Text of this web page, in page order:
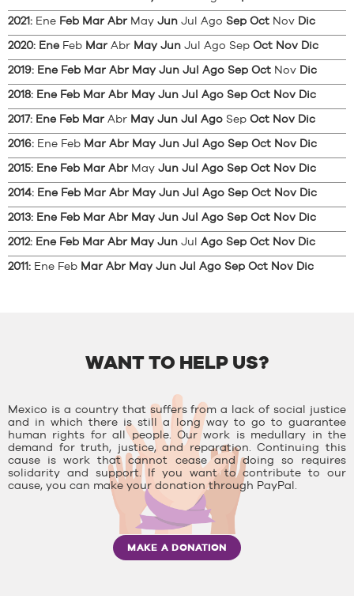
2021: Ene Feb Mar Abr May Jun Jul Ago Sep Oct Nov Dic
2020: Ene Feb Mar Abr May Jun Jul Ago Sep Oct Nov Dic
2019: Ene Feb Mar Abr May Jun Jul Ago Sep Oct Nov Dic
2018: Ene Feb Mar Abr May Jun Jul Ago Sep Oct Nov Dic
2017: Ene Feb Mar Abr May Jun Jul Ago Sep Oct Nov Dic
2016: Ene Feb Mar Abr May Jun Jul Ago Sep Oct Nov Dic
2015: Ene Feb Mar Abr May Jun Jul Ago Sep Oct Nov Dic
2014: Ene Feb Mar Abr May Jun Jul Ago Sep Oct Nov Dic
2013: Ene Feb Mar Abr May Jun Jul Ago Sep Oct Nov Dic
2012: Ene Feb Mar Abr May Jun Jul Ago Sep Oct Nov Dic
2011: Ene Feb Mar Abr May Jun Jul Ago Sep Oct Nov Dic
WANT TO HELP US?
Mexico is a country that suffers from a lack of social justice
and in which there is still a long way to go to guarantee
human rights for all people. Our work is medullary in the
demand for truth, justice, and reparation. Continuing this
cause is work that cannot cease and doing so requires
solidarity and support. If you want to contribute to our
cause, you can make your donation through PayPal.
MAKE A DONATION